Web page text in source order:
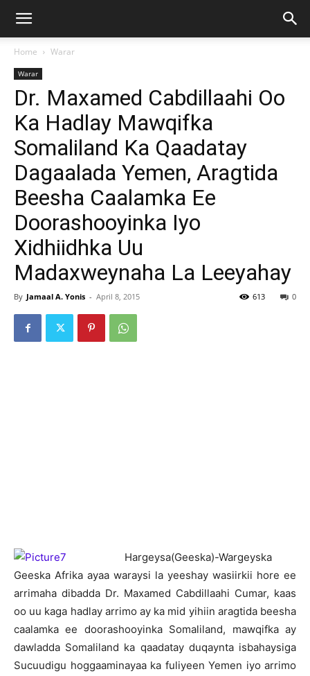
Home Warar
Warar
Dr. Maxamed Cabdillaahi Oo
Ka Hadlay Mawqifka
Somaliland Ka Qaadatay
Dagaalada Yemen, Aragtida
Beesha Caalamka Ee
Doorashooyinka Iyo
Xidhiidhka Uu
Madaxweynaha La Leeyahay
By Jamaal A. Yonis - April 8, 2015 0
613
Hargeysa(Geeska)-Wargeyska
Geeska Afrika ayaa waraysi la yeeshay wasiirkii hore ee
arrimaha dibadda Dr. Maxamed Cabdillaahi Cumar, kaas
oo uu kaga hadlay arrimo ay ka mid yihiin aragtida beesha
caalamka ee doorashooyinka Somaliland, mawqifka ay
dawladda Somaliland ka qaadatay duqaynta isbahaysiga
Sucuudigu hoggaaminayaa ka fuliyeen Yemen iyo arrimo